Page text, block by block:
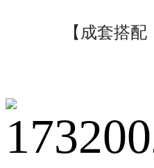
【成套搭配